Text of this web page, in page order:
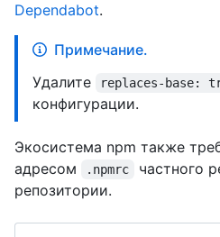
Dependabot.
Примечание.
Удалите
replaces-base:
конфигурации.
Экосистема npm также
адресом
.npmrc
частного
репозитории.